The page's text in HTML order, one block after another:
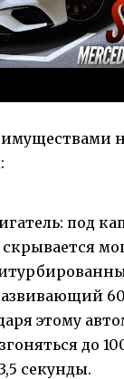
под
скрывается
этому
до
секунды.